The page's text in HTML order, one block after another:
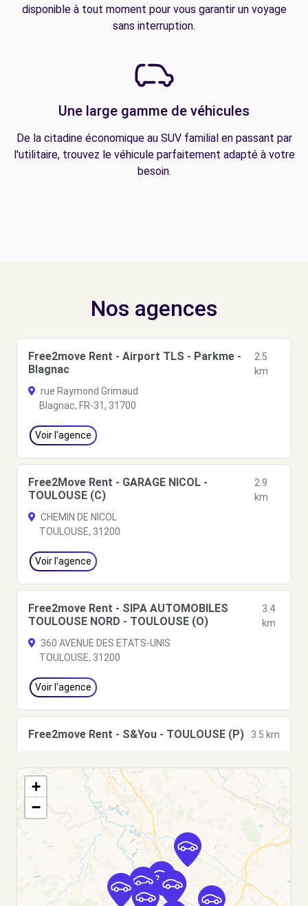
disponible à tout moment pour vous garantir un voyage
sans interruption.
Une large gamme de véhicules
De la citadine économique au SUV familial en passant par
l'utilitaire, trouvez le véhicule parfaitement adapté à votre
besoin.
Nos agences
Free2move Rent - Airport TLS - Parkme -
Blagnac
2.5
km
rue Raymond Grimaud
Blagnac, FR-31, 31700
Voir l'agence
Free2Move Rent - GARAGE NICOL -
TOULOUSE (C)
2.9
km
CHEMIN DE NICOL
TOULOUSE, 31200
Voir l'agence
Free2move Rent - SIPA AUTOMOBILES
TOULOUSE NORD - TOULOUSE (O)
3.4
km
360 AVENUE DES ETATS-UNIS
TOULOUSE, 31200
Voir l'agence
Free2move Rent - S&You - TOULOUSE (P)
3.5 km
TOULOUSE, FR-31, 31200
Voir l'agence
Free2move Rent - S&You - TOULOUSE
CEDEX (D)
3.5
km
1 bis avenue Salvador Allende
TOULOUSE CEDEX, FR-31, 31200
+
−